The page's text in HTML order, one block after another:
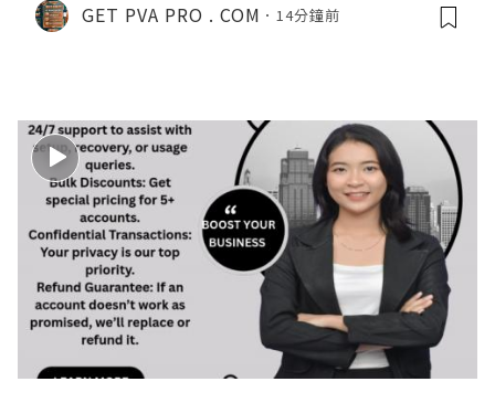
GET PVA PRO . COM 14分鐘前